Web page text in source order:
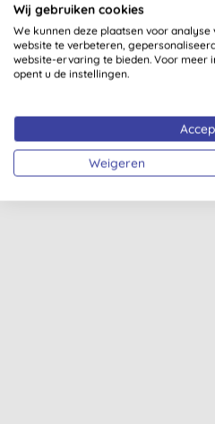
Wij gebruiken cookies
We kunnen deze plaatsen voor
website te verbeteren,
website-ervaring te bieden. Voor meer
opent u de instellingen.
Weigeren